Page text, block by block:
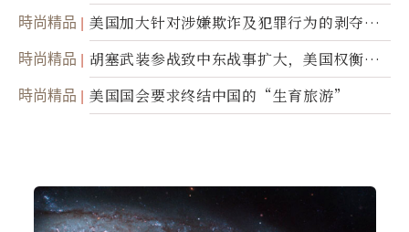
踪
時尚精品
美国加大针对涉嫌欺诈及犯罪行为的剥夺公
民权力度
時尚精品
胡塞武装参战致中东战事扩大，美国权衡地
面入侵的可能性
時尚精品 美国国会要求终结中国的“生育旅游”